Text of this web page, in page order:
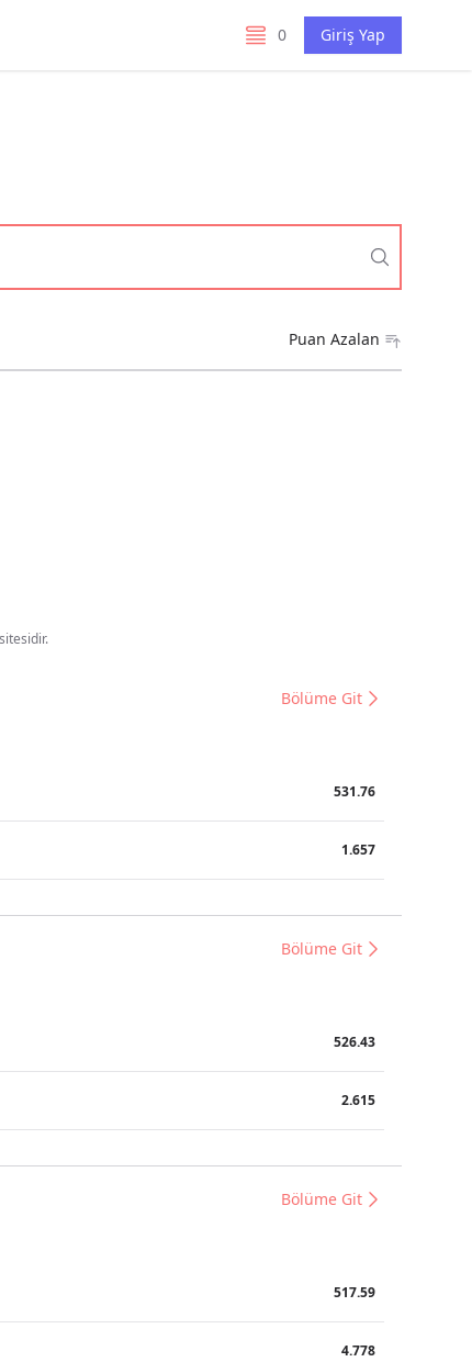
0
listelerim Giriş Yap
Puan Azalan
Bölüme Git
531.76
1.657
Bölüme Git
526.43
2.615
Bölüme Git
517.59
4.778